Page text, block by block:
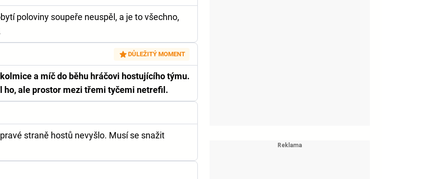
poloviny soupeře neuspěl, a je to všechno,
DŮLEŽITÝ MOMENT
a míč do běhu hráčovi hostujícího týmu.
ho, ale prostor mezi třemi tyčemi netrefil.
straně hostů nevyšlo. Musí se snažit